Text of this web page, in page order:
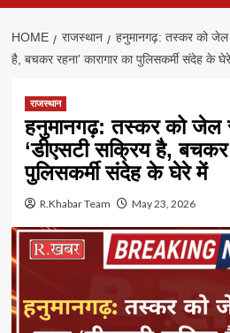
HOME राजस्थान
हनुमानगढ़: तस्कर को जेल
है, बचकर रहना’ कारागार का पुलिसकर्मी संदेह के
राजस्थान
हनुमानगढ़: तस्कर को जेल
‘डीएसटी सक्रिय है, बचकर
पुलिसकर्मी संदेह के घेरे में
R.Khabar Team May 23, 2026